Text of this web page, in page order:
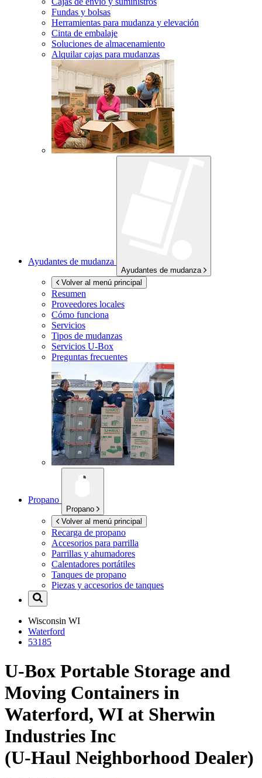
Fundas y bolsas
Herramientas para mudanza y elevación
Cinta de embalaje
Soluciones de almacenamiento
Alquilar cajas para mudanzas
Ayudantes de mudanza
Ayudantes de mudanza
Volver al menú principal
Resumen
Proveedores locales
Cómo funciona
Servicios
Tipos de mudanzas
Servicios U-Box
Preguntas frecuentes
Propano
Propano
Volver al menú principal
Recarga de propano
Accesorios para parrilla
Parrillas y ahumadores
Calentadores portátiles
Tanques de propano
Piezas y accesorios de tanques
Wisconsin WI
Waterford
53185
U-Box Portable Storage and
Moving Containers in
Waterford, WI at Sherwin
Industries Inc
(U-Haul Neighborhood Dealer)